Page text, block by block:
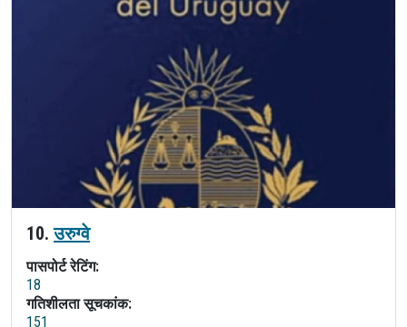
10.उरुग्वे
पासपोर्ट रेटिंग:
18
गतिशीलता सूचकांक:
151